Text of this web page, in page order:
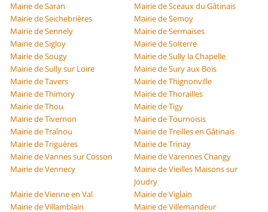
Mairie de Saran
Mairie de Sceaux du Gâtinais
Mairie de Seichebrières
Mairie de Semoy
Mairie de Sennely
Mairie de Sermaises
Mairie de Sigloy
Mairie de Solterre
Mairie de Sougy
Mairie de Sully la Chapelle
Mairie de Sully sur Loire
Mairie de Sury aux Bois
Mairie de Tavers
Mairie de Thignonville
Mairie de Thimory
Mairie de Thorailles
Mairie de Thou
Mairie de Tigy
Mairie de Tivernon
Mairie de Tournoisis
Mairie de Traînou
Mairie de Treilles en Gâtinais
Mairie de Triguères
Mairie de Trinay
Mairie de Vannes sur Cosson
Mairie de Varennes Changy
Mairie de Vennecy
Mairie de Vieilles Maisons sur
Joudry
Mairie de Vienne en Val
Mairie de Viglain
Mairie de Villamblain
Mairie de Villemandeur